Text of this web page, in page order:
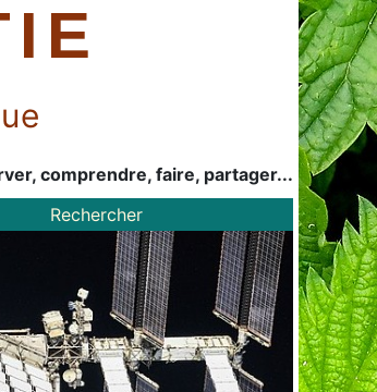
comprendre, faire, partager...
Rechercher